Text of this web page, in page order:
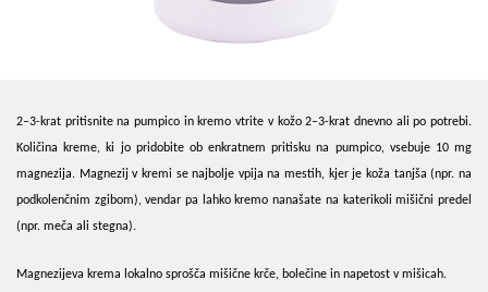
2–3-krat pritisnite na pumpico in kremo vtrite v kožo 2–3-krat dnevno ali po potrebi.
Količina kreme, ki jo pridobite ob enkratnem pritisku na pumpico, vsebuje 10 mg
magnezija. Magnezij v kremi se najbolje vpija na mestih, kjer je koža tanjša (npr. na
podkolenčnim zgibom), vendar pa lahko kremo nanašate na katerikoli mišični predel
(npr. meča ali stegna).
Magnezijeva krema lokalno sprošča mišične krče, bolečine in napetost v mišicah.